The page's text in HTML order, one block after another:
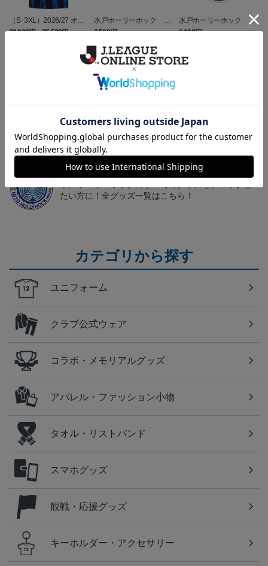
（Sｰ3XL）2026/27 オー
センティックユニフォー
20,020円～25,520円
水戸ホーリーホック ボ
ーマンダ タオルマフラー
2,500円
水戸ホーリーホック ボ
ーマンダ キーホルダー
1,100円
水戸
こだわりのデザインに注目！タオルマフラーは応援
の必須アイテム！
水戸
たい方に！全グッズ一覧はこちら！
カテゴリから探す
ユニフォーム
クラブ公式ウェア
コラボ・メモリアルグッズ
アパレル・ファッション小物
タオル・リストバンド
スマホグッズ
観戦・応援グッズ
キーホルダー・アクセサリー